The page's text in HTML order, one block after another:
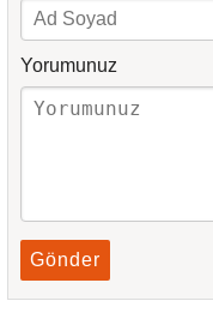
Yorumunuz
Gönder